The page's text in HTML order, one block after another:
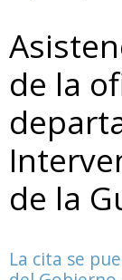
de la
de la
La cita se